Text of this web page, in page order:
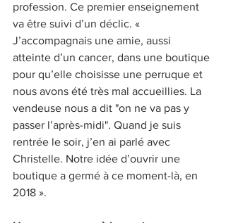
profession. Ce premier enseignement
va être suivi d’un déclic. «
J’accompagnais une amie, aussi
atteinte d’un cancer, dans une boutique
pour qu’elle choisisse une perruque et
nous avons été très mal accueillies. La
vendeuse nous a dit "on ne va pas y
passer l’après-midi". Quand je suis
rentrée le soir, j’en ai parlé avec
Christelle. Notre idée d’ouvrir une
boutique a germé à ce moment-là, en
2018 ».